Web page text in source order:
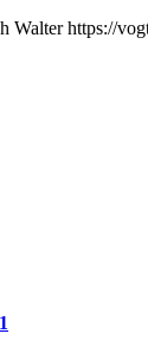
Walter https://